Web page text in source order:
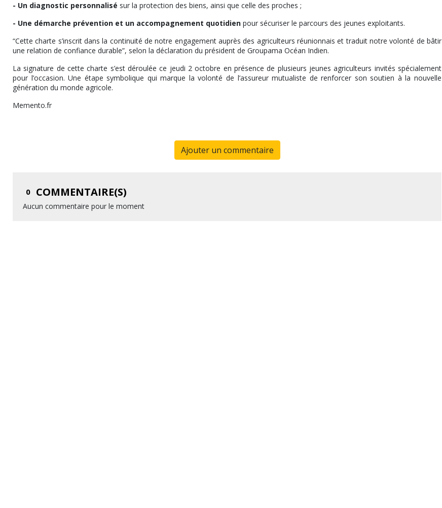
- Un diagnostic personnalisé sur la protection des biens, ainsi que celle des proches ;
- Une démarche prévention et un accompagnement quotidien pour sécuriser le parcours des jeunes exploitants.
“Cette charte s’inscrit dans la continuité de notre engagement auprès des agriculteurs réunionnais et traduit notre volonté de bâtir
une relation de confiance durable”, selon la déclaration du président de Groupama Océan Indien.
La signature de cette charte s’est déroulée ce jeudi 2 octobre en présence de plusieurs jeunes agriculteurs invités spécialement
pour l’occasion. Une étape symbolique qui marque la volonté de l’assureur mutualiste de renforcer son soutien à la nouvelle
génération du monde agricole.
Memento.fr
Ajouter un commentaire
0 COMMENTAIRE(S)
Aucun commentaire pour le moment